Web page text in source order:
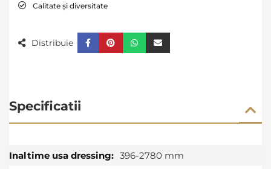
Calitate și diversitate
Distribuie
Specificatii
Specificatii
396-2780 mm